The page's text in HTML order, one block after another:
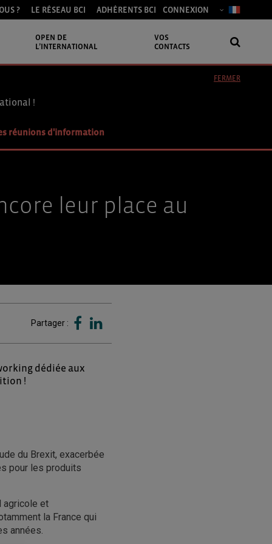
? LE RÉSEAU BCI ADHÉRENTS BCI CONNEXION
OPEN DE
L’INTERNATIONAL
VOS
CONTACTS
!
réunions d'information
FERMER
leur place au
Partager :
dédiée aux
!
du Brexit, exacerbée
pour les produits
agricole et
la France qui
années.